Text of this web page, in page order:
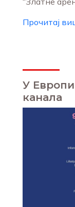
Прочитај
У Европи
канала